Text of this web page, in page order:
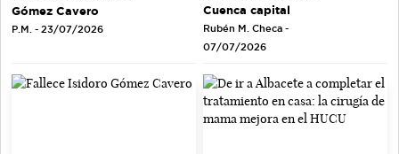
Gómez Cavero
P.M. - 23/07/2026
Cuenca capital
Rubén M. Checa -
07/07/2026